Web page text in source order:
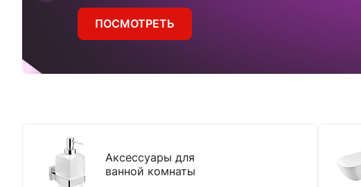
ПОСМОТРЕТЬ
Аксессуары для
ванной комнаты